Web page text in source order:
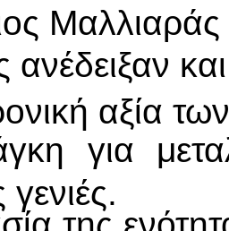
Μαλλιαράς
ανέδειξαν
αξία
για
γενιές.